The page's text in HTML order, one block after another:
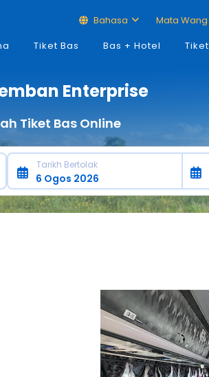
Bahasa Mata Wang
Tiket Bas Bas + Hotel
Enterprise
Tiket Bas Online
Tarikh Bertolak